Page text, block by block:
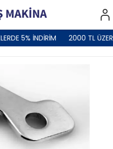
5% İNDİRİM 2000 TL